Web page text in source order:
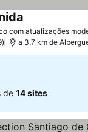
com atualizações
de 14 sites